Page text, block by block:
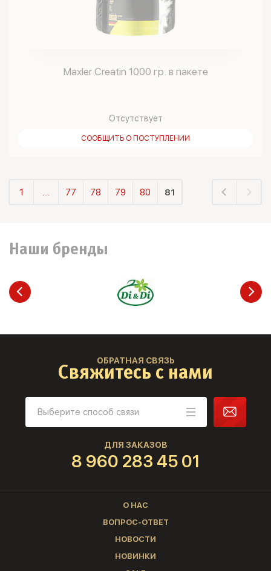
Maxler Creatin 1000 гр. в пакете
Отсутствует
СООБЩИТЬ О ПОСТУПЛЕНИИ
1 ... 77 78 79 80 81
Наши бренды
ОБРАТНАЯ СВЯЗЬ
Свяжитесь с нами
ДЛЯ ЗАКАЗОВ
8 960 283 45 01
О НАС
ВОПРОС-ОТВЕТ
НОВОСТИ
НОВИНКИ